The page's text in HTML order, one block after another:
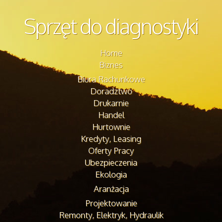
Sprzęt do diagnostyki
Home
Biznes
Biura Rachunkowe
Doradztwo
Drukarnie
Handel
Hurtownie
Kredyty, Leasing
Oferty Pracy
Ubezpieczenia
Ekologia
Aranżacja
Projektowanie
Remonty, Elektryk, Hydraulik